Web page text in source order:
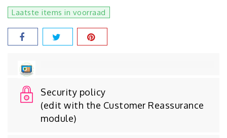
Laatste items in voorraad
Security policy
(edit with the Customer Reassurance
module)